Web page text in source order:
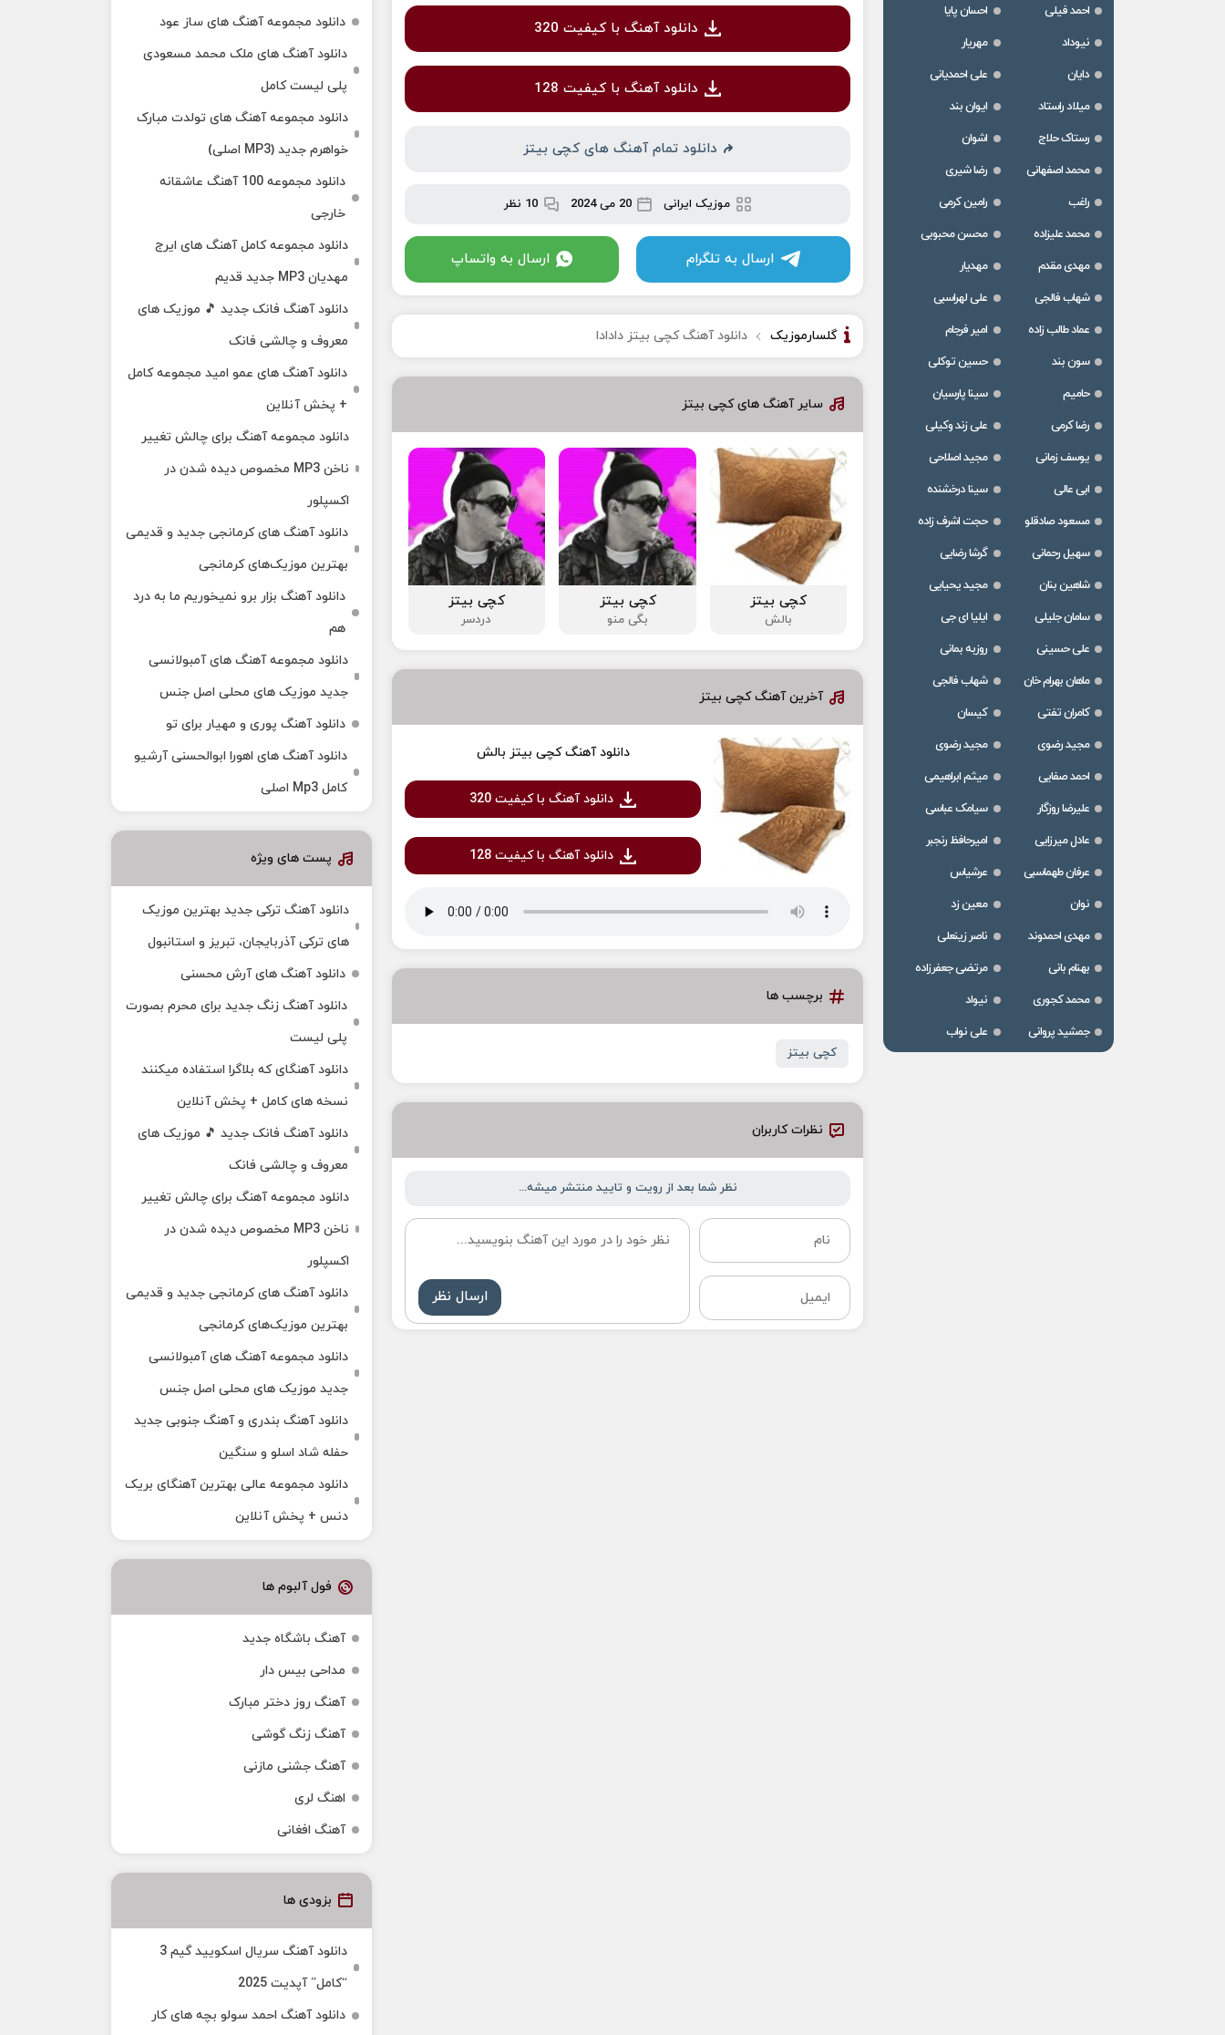
دانلود آهنگ با کیفیت 320
دانلود آهنگ با کیفیت 128
دانلود تمام آهنگ های کچی بیتز
موزیک ایرانی 20 می 2024 10 نظر
ارسال به تلگرام ارسال به واتساپ
گلسارموزیک دانلود آهنگ کچی بیتز دادادا
سایر آهنگ های کچی بیتز
کچی بیتز
بالش
کچی بیتز
بگی منو
کچی بیتز
دردسر
آخرین آهنگ کچی بیتز
دانلود آهنگ کچی بیتز بالش
دانلود آهنگ با کیفیت 320
دانلود آهنگ با کیفیت 128
برچسب ها
کچی بیتز
نظرات کاربران
نظر شما بعد از رویت و تایید منتشر میشه...
ارسال نظر
احمد فیلی
احسان پایا
نیوداد
مهریار
دایان
علی احمدیانی
میلاد راستاد
ایوان بند
رستاک حلاج
اشوان
محمد اصفهانی
رضا شیری
راغب
رامین کرمی
محمد علیزاده
محسن محبوبی
مهدی مقدم
مهدیار
شهاب فالجی
علی لهراسبی
عماد طالب زاده
امیر فرجام
سون بند
حسین توکلی
حامیم
سینا پارسیان
رضا کرمی
علی زند وکیلی
یوسف زمانی
مجید اصلاحی
ابی عالی
سینا درخشنده
مسعود صادقلو
حجت اشرف زاده
سهیل رحمانی
گرشا رضایی
شاهین بنان
مجید یحیایی
سامان جلیلی
ایلیا ای جی
علی حسینی
روزبه بمانی
ماهان بهرام خان
شهاب فالجی
کامران تفتی
کیسان
مجید رضوی
مجید رضوی
احمد صفایی
میثم ابراهیمی
علیرضا روزگار
سیامک عباسی
عادل میرزایی
امیرحافظ رنجبر
عرفان طهماسبی
عرشیاس
نوان
معین زد
مهدی احمدوند
ناصر زینعلی
بهنام بانی
مرتضی جعفرزاده
محمد کجوری
نیواد
جمشید پروانی
علی نواب
دانلود مجموعه آهنگ های ساز عود
دانلود آهنگ های ملک‌ محمد مسعودی
پلی لیست کامل
دانلود مجموعه آهنگ های تولدت مبارک
خواهرم جدید (MP3 اصلی)
دانلود مجموعه 100 آهنگ عاشقانه
خارجی
دانلود مجموعه کامل آهنگ های ایرج
مهدیان MP3 جدید قدیم
دانلود آهنگ فانک جدید 🎵 موزیک‌ های
معروف و چالشی فانک
دانلود آهنگ های عمو امید مجموعه کامل
+ پخش آنلاین
دانلود مجموعه آهنگ برای چالش تغییر
ناخن MP3 مخصوص دیده شدن در
اکسپلور
دانلود آهنگ‌ های کرمانجی جدید و قدیمی
بهترین موزیک‌های کرمانجی
دانلود آهنگ بزار برو نمیخوریم ما به درد
هم
دانلود مجموعه آهنگ های آمبولانسی
جدید موزیک های محلی اصل جنس
دانلود آهنگ پوری و مهیار برای تو
دانلود آهنگ های اهورا ابوالحسنی آرشیو
کامل Mp3 اصلی
پست های ویژه
دانلود آهنگ ترکی جدید بهترین موزیک‌
های ترکی آذربایجان، تبریز و استانبول
دانلود آهنگ های آرش محسنی
دانلود آهنگ زنگ جدید برای محرم بصورت
پلی لیست
دانلود آهنگای که بلاگرا استفاده میکنند
نسخه های کامل + پخش آنلاین
دانلود آهنگ فانک جدید 🎵 موزیک‌ های
معروف و چالشی فانک
دانلود مجموعه آهنگ برای چالش تغییر
ناخن MP3 مخصوص دیده شدن در
اکسپلور
دانلود آهنگ‌ های کرمانجی جدید و قدیمی
بهترین موزیک‌های کرمانجی
دانلود مجموعه آهنگ های آمبولانسی
جدید موزیک های محلی اصل جنس
دانلود آهنگ بندری و آهنگ جنوبی جدید
حفله شاد اسلو و سنگین
دانلود مجموعه عالی بهترین آهنگای بریک
دنس + پخش آنلاین
فول آلبوم ها
آهنگ باشگاه جدید
مداحی بیس دار
آهنگ روز دختر مبارک
آهنگ زنگ گوشی
آهنگ جشنی مازنی
اهنگ لری
آهنگ افغانی
بزودی ها
دانلود آهنگ سریال اسکویید گیم 3
“کامل” آپدیت 2025
دانلود آهنگ احمد سولو بچه های کار